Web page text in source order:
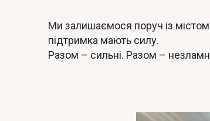
Ми залишаємося поруч із
підтримка мають силу.
Разом – сильні. Разом –